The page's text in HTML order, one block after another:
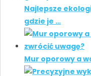
Najlepsze
gdzie je …
Mur oporowy a